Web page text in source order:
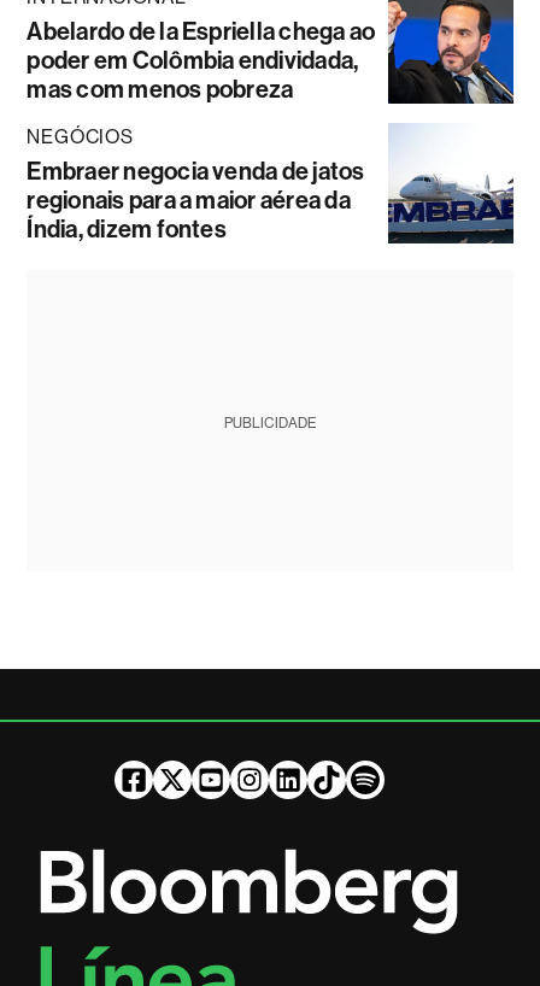
Abelardo de la Espriella chega ao
poder em Colômbia endividada,
mas com menos pobreza
NEGÓCIOS
Embraer negocia venda de jatos
regionais para a maior aérea da
Índia, dizem fontes
PUBLICIDADE